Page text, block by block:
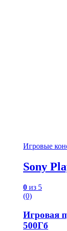
Игровые
Sony
0 из 5
(0)
Игровая
500Гб